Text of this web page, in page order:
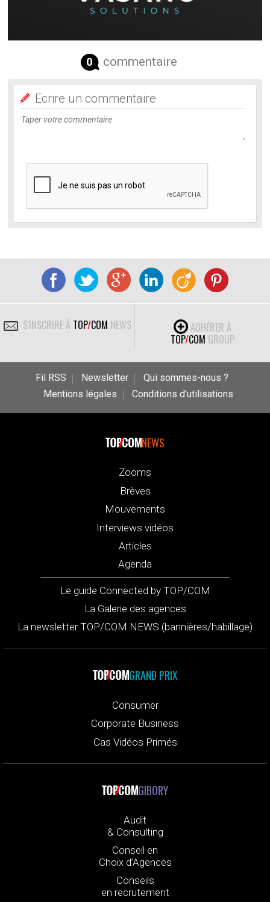
0 commentaire
Ecrire un commentaire
S'INSCRIRE À TOP/COM NEWS
ADHÉRER À
TOP/COM GROUP
Fil RSS Newsletter
Qui sommes-nous ?
Mentions légales
Conditions d’utilisations
NEWS
Zooms
Brèves
Mouvements
Interviews vidéos
Articles
Agenda
Le guide Connected by TOP/COM
La Galerie des agences
La newsletter TOP/COM NEWS (bannières/habillage)
GRAND PRIX
Consumer
Corporate Business
Cas Vidéos Primés
GIBORY
Audit
& Consulting
Conseil en
Choix d’Agences
Conseils
en recrutement